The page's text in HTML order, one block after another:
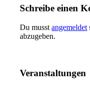
Schreibe einen
Du musstangemeldet
abzugeben.
Veranstaltungen